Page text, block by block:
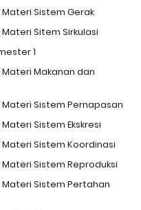
Sistem Gerak
Sitem Sirkulasi
1
Makanan dan
Sistem Pernapasan
Sistem Ekskresi
Sistem Koordinasi
Sistem Reproduksi
Sistem Pertahan